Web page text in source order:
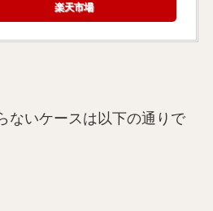
楽天市場
ないケースは以下の通りで